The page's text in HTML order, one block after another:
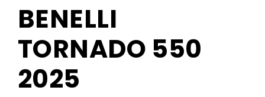
BENELLI
TORNADO 550
2025